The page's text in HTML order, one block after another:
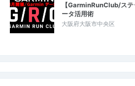
【GarminRunClub/ス
ータ活用術
大阪府大阪市中央区